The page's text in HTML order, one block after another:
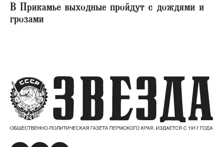
В Прикамье выходные пройдут с дождями и
грозами